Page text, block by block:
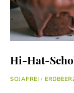
Hi-Hat-
SOJAFREI /